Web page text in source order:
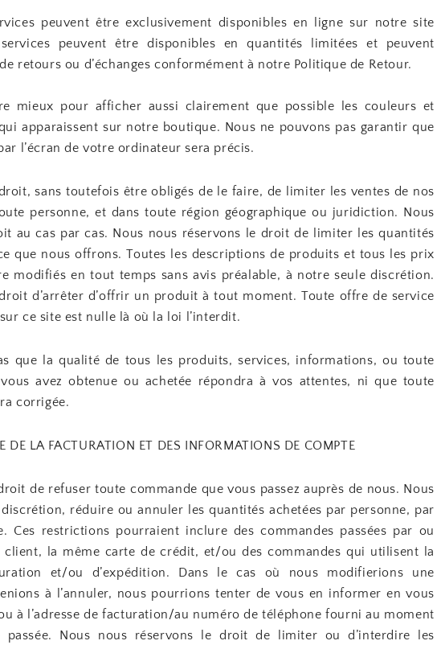
peuvent être exclusivement disponibles en ligne sur notre site
peuvent être disponibles en quantités limitées et peuvent
retours ou d’échanges conformément à notre Politique de Retour.
mieux pour afficher aussi clairement que possible les couleurs et
apparaissent sur notre boutique. Nous ne pouvons pas garantir que
l’écran de votre ordinateur sera précis.
sans toutefois être obligés de le faire, de limiter les ventes de nos
personne, et dans toute région géographique ou juridiction. Nous
au cas par cas. Nous nous réservons le droit de limiter les quantités
que nous offrons. Toutes les descriptions de produits et tous les prix
modifiés en tout temps sans avis préalable, à notre seule discrétion.
d’arrêter d’offrir un produit à tout moment. Toute offre de service
ce site est nulle là où la loi l’interdit.
que la qualité de tous les produits, services, informations, ou toute
avez obtenue ou achetée répondra à vos attentes, ni que toute
corrigée.
DE LA FACTURATION ET DES INFORMATIONS DE COMPTE
de refuser toute commande que vous passez auprès de nous. Nous
réduire ou annuler les quantités achetées par personne, par
Ces restrictions pourraient inclure des commandes passées par ou
client, la même carte de crédit, et/ou des commandes qui utilisent la
et/ou d’expédition. Dans le cas où nous modifierions une
à l’annuler, nous pourrions tenter de vous en informer en vous
à l’adresse de facturation/au numéro de téléphone fourni au moment
Nous nous réservons le droit de limiter ou d’interdire les